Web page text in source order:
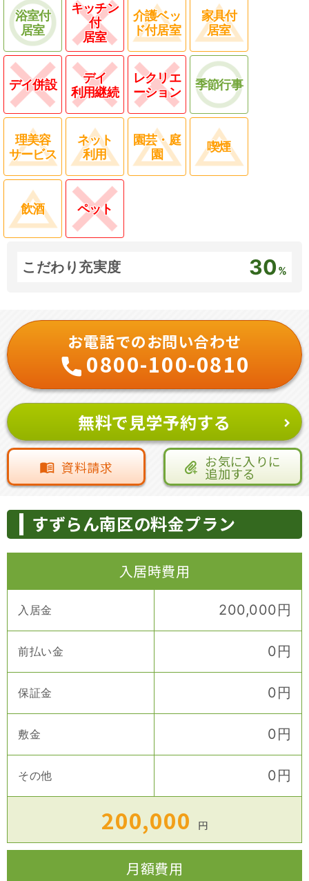
浴室付
居室
キッチン
付
居室
介護ベッ
ド付居室
家具付
居室
デイ併設
デイ
利用継続
レクリエ
ーション
季節行事
理美容
サービス
ネット
利用
園芸・庭
園
喫煙
飲酒 ペット
こだわり充実度 30 %
お電話でのお問い合わせ
0800-100-0810
無料で見学予約する
資料請求 お気に入りに
追加する
すずらん南区の料金プラン
入居時費用
入居金 200,000円
前払い金 0円
保証金 0円
敷金 0円
その他 0円
200,000 円
月額費用